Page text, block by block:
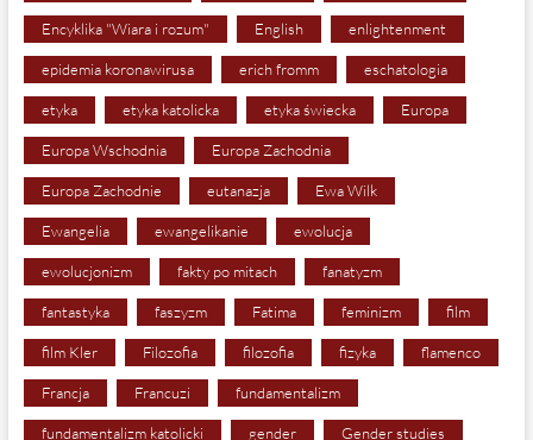
Encyklika "Wiara i rozum" English enlightenment
epidemia koronawirusa erich fromm eschatologia
etyka etyka katolicka etyka świecka Europa
Europa Wschodnia Europa Zachodnia
Europa Zachodnie eutanazja Ewa Wilk
Ewangelia ewangelikanie ewolucja
ewolucjonizm fakty po mitach fanatyzm
fantastyka faszyzm Fatima feminizm film
film Kler Filozofia filozofia fizyka flamenco
Francja Francuzi fundamentalizm
fundamentalizm katolicki gender Gender studies